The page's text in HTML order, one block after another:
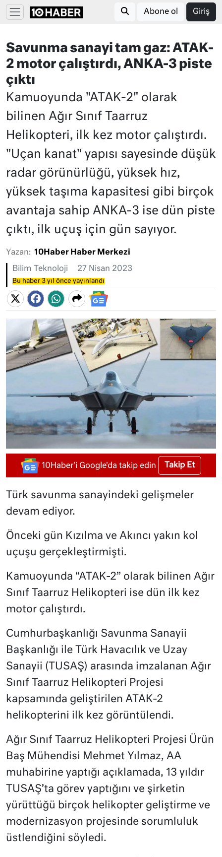
Abone ol Giriş
Savunma sanayi tam gaz: ATAK-
2 motor çalıştırdı, ANKA-3 piste
çıktı
Kamuoyunda "ATAK-2" olarak
bilinen Ağır Sınıf Taarruz
Helikopteri, ilk kez motor çalıştırdı.
"Uçan kanat" yapısı sayesinde düşük
radar görünürlüğü, yüksek hız,
yüksek taşıma kapasitesi gibi birçok
avantaja sahip ANKA-3 ise dün piste
çıktı, ilk uçuş için gün sayıyor.
Yazan: 10Haber Haber Merkezi
Bilim Teknoloji 27 Nisan 2023
Bu haber 3 yıl önce yayınlandı
10Haber'i Google'da takip edin Takip Et
Türk savunma sanayindeki gelişmeler
devam ediyor.
Önceki gün Kızılma ve Akıncı yakın kol
uçuşu gerçekleştirmişti.
Kamuoyunda “ATAK-2” olarak bilinen Ağır
Sınıf Taarruz Helikopteri ise dün ilk kez
motor çalıştırdı.
Cumhurbaşkanlığı Savunma Sanayii
Başkanlığı ile Türk Havacılık ve Uzay
Sanayii (TUSAŞ) arasında imzalanan Ağır
Sınıf Taarruz Helikopteri Projesi
kapsamında geliştirilen ATAK-2
helikopterini ilk kez görüntülendi.
Ağır Sınıf Taarruz Helikopteri Projesi Ürün
Baş Mühendisi Mehmet Yılmaz, AA
muhabirine yaptığı açıklamada, 13 yıldır
TUSAŞ’ta görev yaptığını ve şirketin
yürüttüğü birçok helikopter geliştirme ve
modernizasyon projesinde sorumluluk
üstlendiğini söyledi.